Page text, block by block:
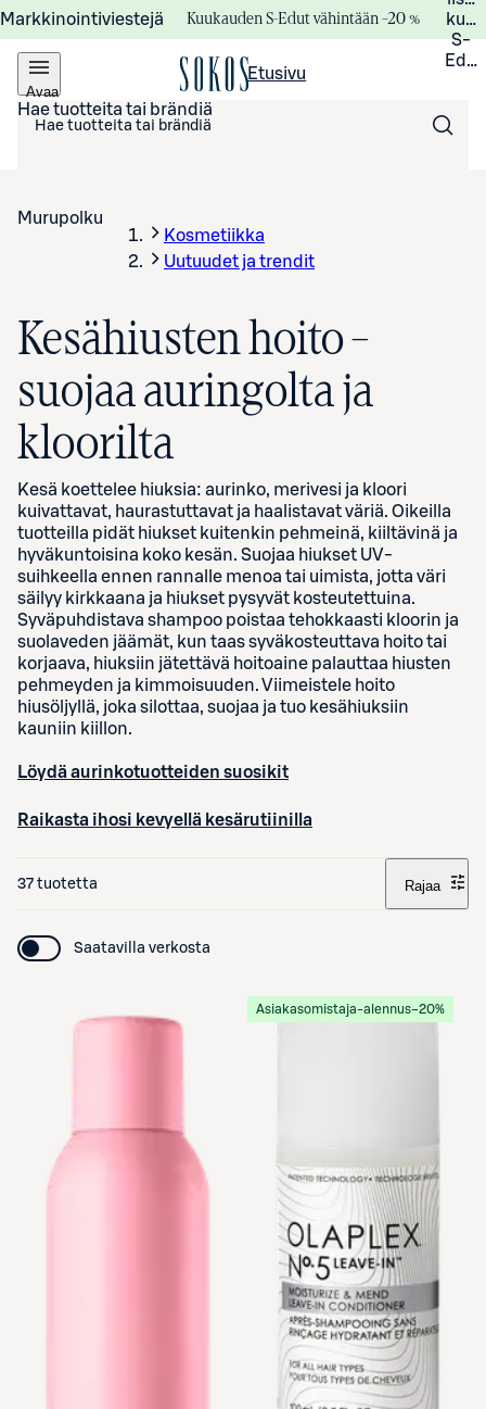
Markkinointiviestejä Kuukauden S-Edut vähintään –20 %
S-
Avaa
valikko
Etusivu
Hae tuotteita tai brändiä
Murupolku
Kosmetiikka
Uutuudet ja trendit
Kesähiusten hoito –
suojaa auringolta ja
kloorilta
Kesä koettelee hiuksia: aurinko, merivesi ja kloori
kuivattavat, haurastuttavat ja haalistavat väriä. Oikeilla
tuotteilla pidät hiukset kuitenkin pehmeinä, kiiltävinä ja
hyväkuntoisina koko kesän. Suojaa hiukset UV-
suihkeella ennen rannalle menoa tai uimista, jotta väri
säilyy kirkkaana ja hiukset pysyvät kosteutettuina.
Syväpuhdistava shampoo poistaa tehokkaasti kloorin ja
suolaveden jäämät, kun taas syväkosteuttava hoito tai
korjaava, hiuksiin jätettävä hoitoaine palauttaa hiusten
pehmeyden ja kimmoisuuden. Viimeistele hoito
hiusöljyllä, joka silottaa, suojaa ja tuo kesähiuksiin
kauniin kiillon.
Löydä aurinkotuotteiden suosikit
Raikasta ihosi kevyellä kesärutiinilla
37 tuotetta Rajaa
Saatavilla verkosta
Asiakasomistaja-alennus−20%